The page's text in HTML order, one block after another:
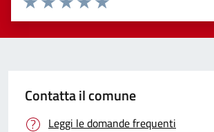
Valuta 5 stelle su 5
Valuta 4 stelle su 5
Valuta 3 stelle su 5
Valuta 2 stelle su 5
Valuta 1 stelle su 5
Contatta il comune
Leggi le domande frequenti